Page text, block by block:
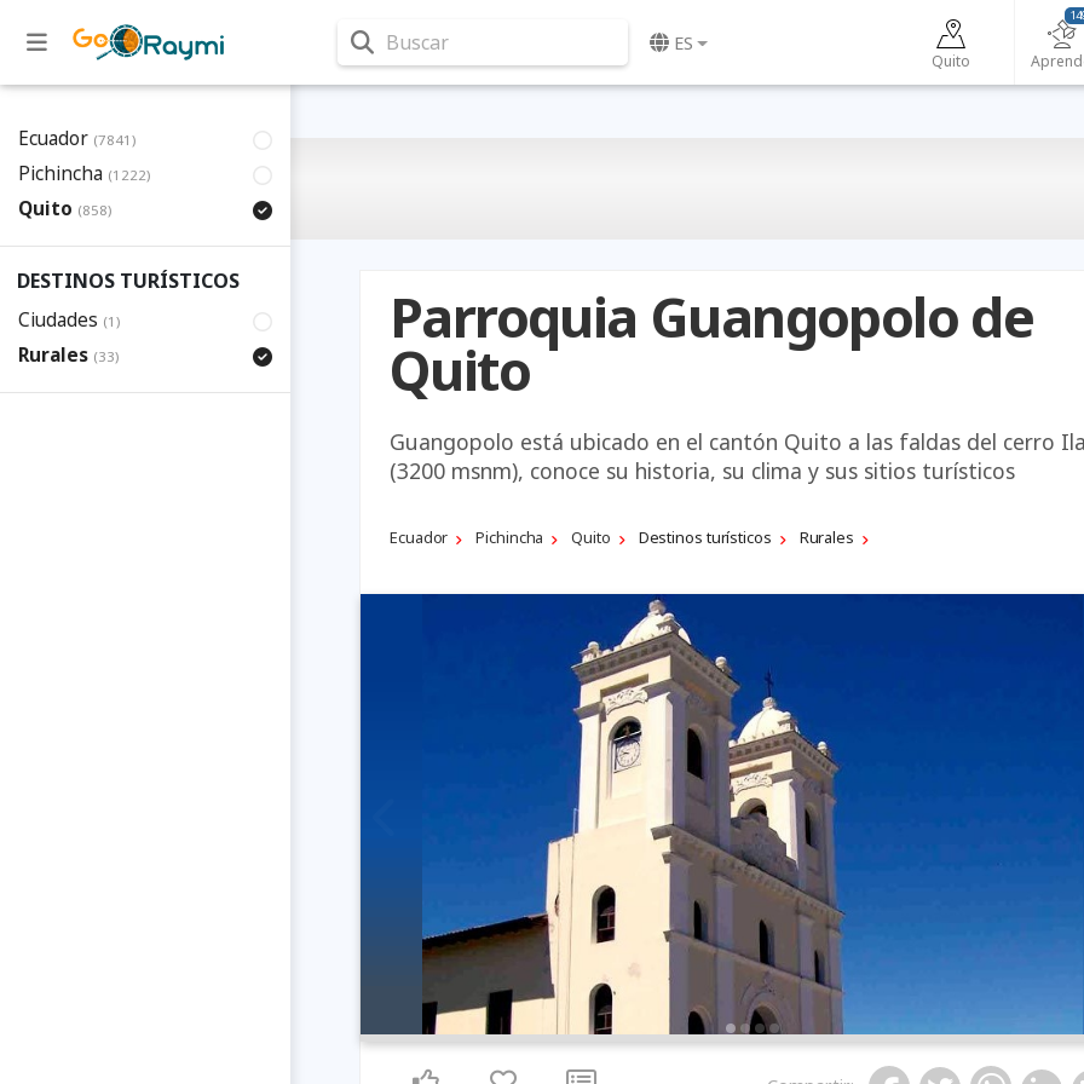
Buscar ES
Quito
Ecuador (7841)
Pichincha (1222)
Quito (858)
DESTINOS TURÍSTICOS
Ciudades (1)
Rurales (33)
Parroquia Guangopolo de
Quito
Guangopolo está ubicado en el cantón Quito a las faldas del cerro
(3200 msnm), conoce su historia, su clima y sus sitios turísticos
Ecuador Pichincha Quito Destinos turísticos Rurales